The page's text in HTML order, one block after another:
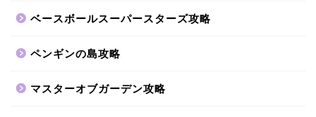
ベースボールスーパースターズ攻略
ペンギンの島攻略
マスターオブガーデン攻略